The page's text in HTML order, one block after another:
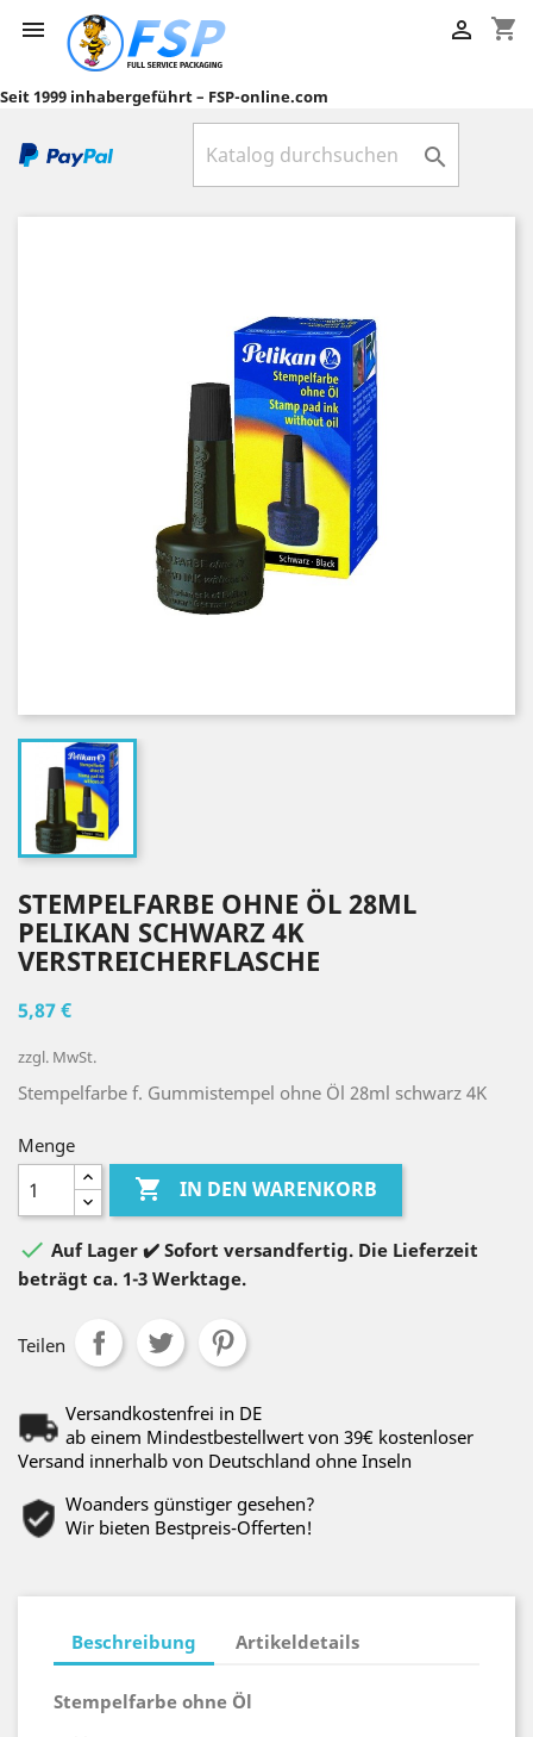
 shopping_cart

Seit 1999 inhabergeführt – FSP-online.com

STEMPELFARBE OHNE ÖL 28ML
PELIKAN SCHWARZ 4K
VERSTREICHERFLASCHE
5,87 €
zzgl. MwSt.
Stempelfarbe f. Gummistempel ohne Öl 28ml schwarz 4K
Menge
 IN DEN WARENKORB
 Auf Lager ✔️ Sofort versandfertig. Die Lieferzeit
beträgt ca. 1-3 Werktage.
Teilen
Versandkostenfrei in DE
ab einem Mindestbestellwert von 39€ kostenloser
Versand innerhalb von Deutschland ohne Inseln
Woanders günstiger gesehen?
Wir bieten Bestpreis-Offerten!
Beschreibung Artikeldetails
Stempelfarbe ohne Öl